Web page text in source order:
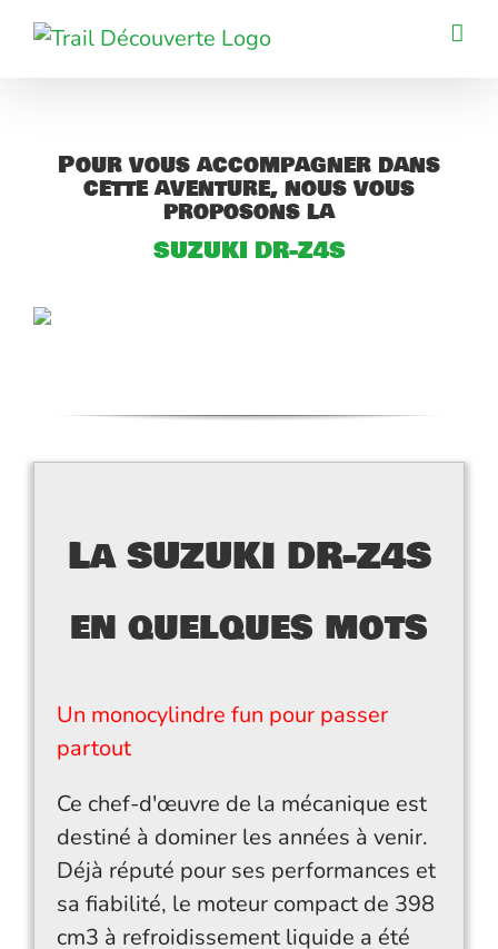
Passer
Pour vous accompagner dans
cette aventure, nous vous
proposons la
SUZUKI DR-Z4S
La SUZUKI DR-Z4S
en quelques mots
Un monocylindre fun pour passer
partout
Ce chef-d'œuvre de la mécanique est
destiné à dominer les années à venir.
Déjà réputé pour ses performances et
sa fiabilité, le moteur compact de 398
cm3 à refroidissement liquide a été